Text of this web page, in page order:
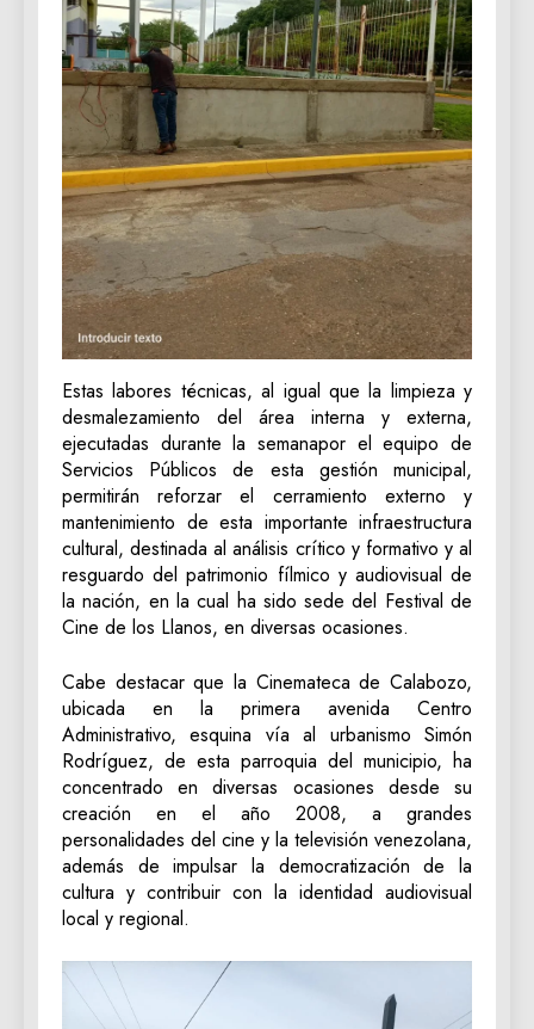
Estas labores técnicas, al igual que la limpieza y
desmalezamiento del área interna y externa,
ejecutadas durante la semanapor el equipo de
Servicios Públicos de esta gestión municipal,
permitirán reforzar el cerramiento externo y
mantenimiento de esta importante infraestructura
cultural, destinada al análisis crítico y formativo y al
resguardo del patrimonio fílmico y audiovisual de
la nación, en la cual ha sido sede del Festival de
Cine de los Llanos, en diversas ocasiones.
Cabe destacar que la Cinemateca de Calabozo,
ubicada en la primera avenida Centro
Administrativo, esquina vía al urbanismo Simón
Rodríguez, de esta parroquia del municipio, ha
concentrado en diversas ocasiones desde su
creación en el año 2008, a grandes
personalidades del cine y la televisión venezolana,
además de impulsar la democratización de la
cultura y contribuir con la identidad audiovisual
local y regional.